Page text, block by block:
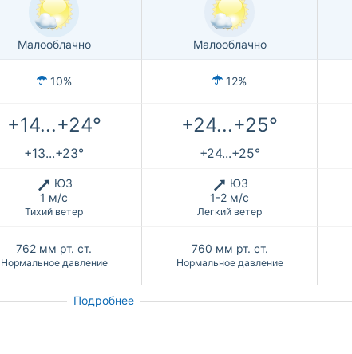
Малооблачно Малооблачно
10% 12%
+14...+24° +24...+25°
+13...+23° +24...+25°
ЮЗ
1 м/с
Тихий ветер
ЮЗ
1-2 м/с
Легкий ветер
762 мм рт. ст.
Нормальное давление
760 мм рт. ст.
Нормальное давление
Подробнее